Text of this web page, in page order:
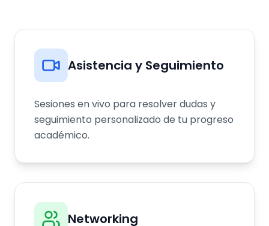
Asistencia y Seguimiento
Sesiones en vivo para resolver dudas y
seguimiento personalizado de tu progreso
académico.
Networking